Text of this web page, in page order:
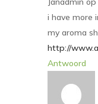
i have more
my aroma
http://
Antwoord